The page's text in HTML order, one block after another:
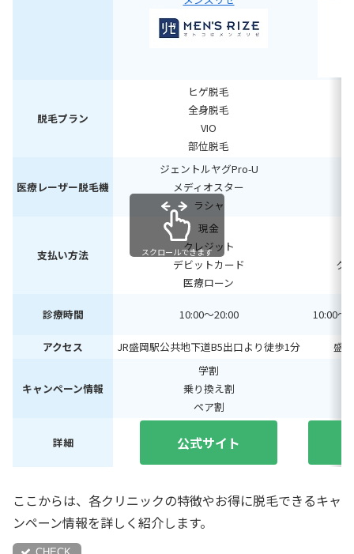
脱毛プラン
ヒゲ脱毛
全身脱毛
VIO
部位脱毛
医療レーザー脱毛機
ジェントルヤグPro-U
メディオスター
ラシャ
支払い方法
現金
クレジット
デビットカード
医療ローン
ク
診療時間 10:00〜20:00 10:00〜
アクセス JR盛岡駅公共地下道B5出口より徒歩1分 盛
キャンペーン情報
学割
乗り換え割
ペア割
詳細 公式サイト
スクロールできます
ここからは、各クリニックの特徴やお得に脱毛できるキャ
ンペーン情報を詳しく紹介します。